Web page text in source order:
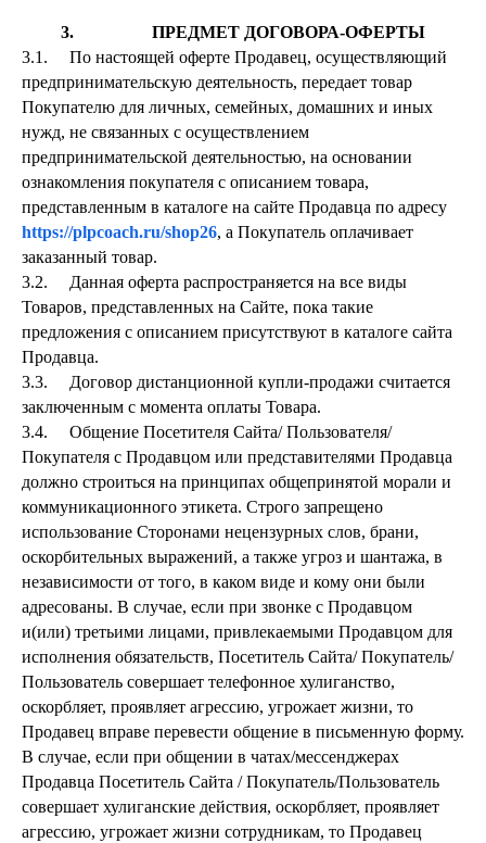
3. ПРЕДМЕТ ДОГОВОРА-ОФЕРТЫ
3.1. По настоящей оферте Продавец, осуществляющий
предпринимательскую деятельность, передает товар
Покупателю для личных, семейных, домашних и иных
нужд, не связанных с осуществлением
предпринимательской деятельностью, на основании
ознакомления покупателя с описанием товара,
представленным в каталоге на сайте Продавца по адресу
https://plpcoach.ru/shop26, а Покупатель оплачивает
заказанный товар.
3.2. Данная оферта распространяется на все виды
Товаров, представленных на Сайте, пока такие
предложения с описанием присутствуют в каталоге сайта
Продавца.
3.3. Договор дистанционной купли-продажи считается
заключенным с момента оплаты Товара.
3.4. Общение Посетителя Сайта/ Пользователя/
Покупателя с Продавцом или представителями Продавца
должно строиться на принципах общепринятой морали и
коммуникационного этикета. Строго запрещено
использование Сторонами нецензурных слов, брани,
оскорбительных выражений, а также угроз и шантажа, в
независимости от того, в каком виде и кому они были
адресованы. В случае, если при звонке с Продавцом
и(или) третьими лицами, привлекаемыми Продавцом для
исполнения обязательств, Посетитель Сайта/ Покупатель/
Пользователь совершает телефонное хулиганство,
оскорбляет, проявляет агрессию, угрожает жизни, то
Продавец вправе перевести общение в письменную форму.
В случае, если при общении в чатах/мессенджерах
Продавца Посетитель Сайта / Покупатель/Пользователь
совершает хулиганские действия, оскорбляет, проявляет
агрессию, угрожает жизни сотрудникам, то Продавец